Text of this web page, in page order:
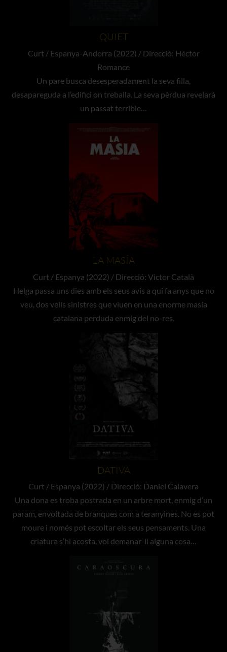
QUIET
Curt / Espanya-Andorra (2022) / Direcció: Héctor
Romance
Un pare busca desesperadament la seva filla,
desapareguda a l’edifici on treballa. La seva pèrdua revelarà
un passat terrible…
LA MASÍA
Curt / Espanya (2022) / Direcció: Victor Català
Helga passa uns dies amb els seus avis a qui fa anys que no
veu, dos vells sinistres que viuen en una enorme masía
catalana perduda enmig del no-res.
DATIVA
Curt / Espanya (2022) / Direcció: Daniel Calavera
Una dona es troba postrada en un arbre mort, enmig d’un
param, envoltada de branques com a teranyines. No es pot
moure i només pot escoltar els seus pensaments. Una
criatura s’hi acosta, vol demanar-li alguna cosa…